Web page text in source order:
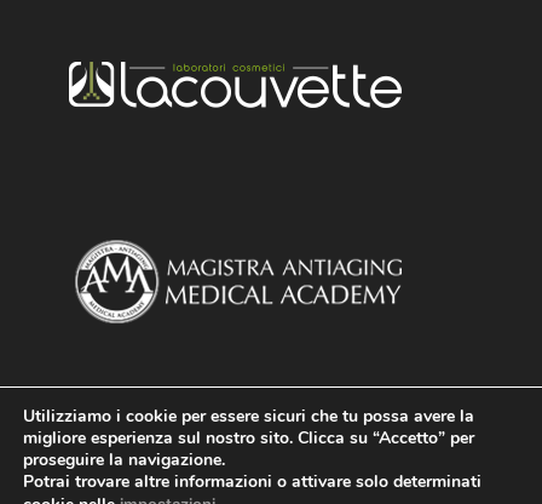
Utilizziamo i cookie per essere sicuri che tu possa avere la
migliore esperienza sul nostro sito. Clicca su “Accetto” per
proseguire la navigazione.
Potrai trovare altre informazioni o attivare solo determinati